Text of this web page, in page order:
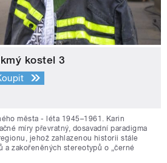
kostel 3
města - léta 1945–1961. Karin
míry převratný, dosavadní paradigma
jehož zahlazenou historii stále
a zakořeněných stereotypů o „černé